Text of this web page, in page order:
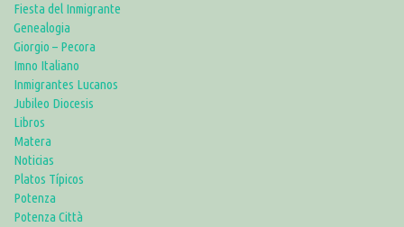
Fiesta del Inmigrante
Genealogia
Giorgio – Pecora
Imno Italiano
Inmigrantes Lucanos
Jubileo Diocesis
Libros
Matera
Noticias
Platos Típicos
Potenza
Potenza Città